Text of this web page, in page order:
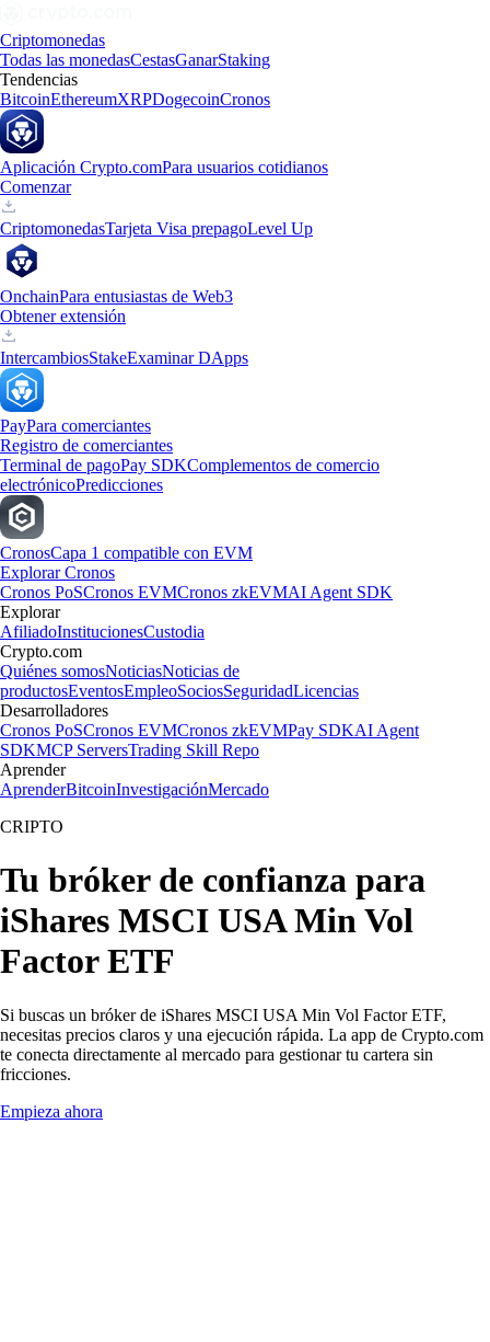
Criptomonedas
Todas las monedasCestasGanarStaking
Tendencias
BitcoinEthereumXRPDogecoinCronos
Aplicación Crypto.comPara usuarios cotidianos
Comenzar
CriptomonedasTarjeta Visa prepagoLevel Up
OnchainPara entusiastas de Web3
Obtener extensión
IntercambiosStakeExaminar DApps
PayPara comerciantes
Registro de comerciantes
Terminal de pagoPay SDKComplementos de comercio
electrónicoPredicciones
CronosCapa 1 compatible con EVM
Explorar Cronos
Cronos PoSCronos EVMCronos zkEVMAI Agent SDK
Explorar
AfiliadoInstitucionesCustodia
Crypto.com
Quiénes somosNoticiasNoticias de
productosEventosEmpleoSociosSeguridadLicencias
Desarrolladores
Cronos PoSCronos EVMCronos zkEVMPay SDKAI Agent
SDKMCP ServersTrading Skill Repo
Aprender
AprenderBitcoinInvestigaciónMercado
CRIPTO
Tu bróker de confianza para
iShares MSCI USA Min Vol
Factor ETF
Si buscas un bróker de iShares MSCI USA Min Vol Factor ETF,
necesitas precios claros y una ejecución rápida. La app de Crypto.com
te conecta directamente al mercado para gestionar tu cartera sin
fricciones.
Empieza ahora